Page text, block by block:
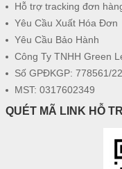
Hỗ trợ tracking đơn
Yêu Cầu Xuất Hóa Đơn
Yêu Cầu Bảo Hành
Công Ty TNHH Green
Số GPĐKGP: 778561/
MST: 0317602349
QUÉT MÃ LINK HỖ